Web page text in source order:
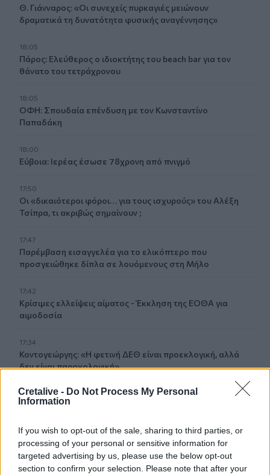
Cretalive - Do Not Process My Personal
Information
If you wish to opt-out of the sale, sharing to third parties, or
processing of your personal or sensitive information for
targeted advertising by us, please use the below opt-out
section to confirm your selection. Please note that after your
Θ. Γιάνναρος: «Οι συνεχείς πυρκαγιές μειώνουν
δραματικά τη δυνατότητα φυσικής αναγέννησης»
18:05
Πάρος: Ελεύθερος ο ιδιοκτήτης του beach bar για τον
θάνατο του τετράχρονου
18:05
ΟΦΗ: Σπουδαία επένδυση με τον Κωνσταντίνο
Παπαδάκη
18:00
Εύβοια: Ιερέας έσωσε 78χρονη από πνιγμό
17:50
Οι «δικαιότεροι φόροι… για τους ισχυρούς» του Αλέξη
Τσίπρα, τι ακριβώς σημαίνουν ;
17:47
Παρέμβαση εισαγγελέα για το ελικόπτερο που
προσγειώθηκε δίπλα σε λουόμενους στη Μήλο
17:42
Κρίσιμες ελλείψεις αίματος - Έκκληση της ΕΟΘΑ για
αιμοδοσία
17:34
Κοντογεώργης: «Η φετινή ΔΕΘ είναι προεκλογική, αλλά
δεν είναι παροχολογική»
17:33
Μεγάλη φωτιά στο Μουζάκι Ηλείας
17:20
Πλαστική ρύπανση: Το «παραμελημένο» πρόβλημα στη
διαχείριση των τροφικών αποβλήτων